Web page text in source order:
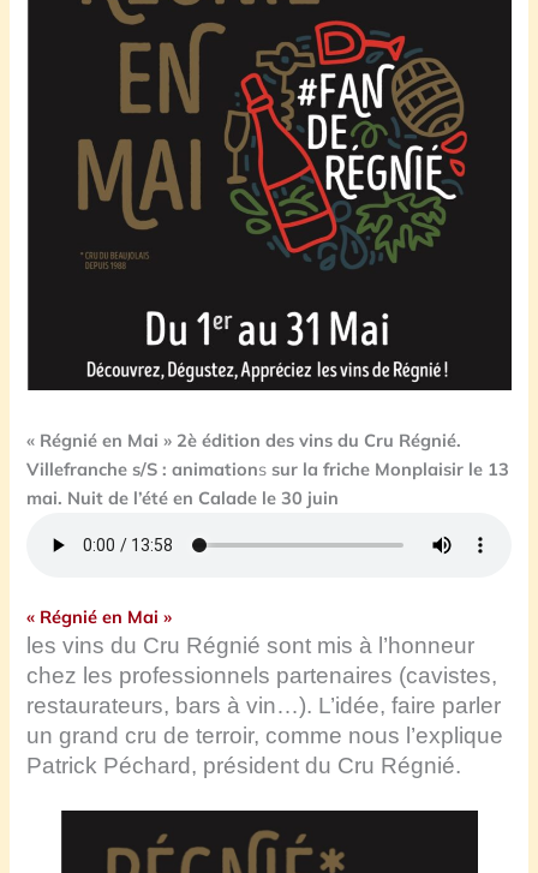
« Régnié en Mai » 2è édition des vins du Cru Régnié.
Villefranche s/S : animations sur la friche Monplaisir le 13
mai. Nuit de l’été en Calade le 30 juin
« Régnié en Mai »
les vins du Cru Régnié sont mis à l’honneur
chez les professionnels partenaires (cavistes,
restaurateurs, bars à vin…). L’idée, faire parler
un grand cru de terroir, comme nous l’explique
Patrick Péchard, président du Cru Régnié.